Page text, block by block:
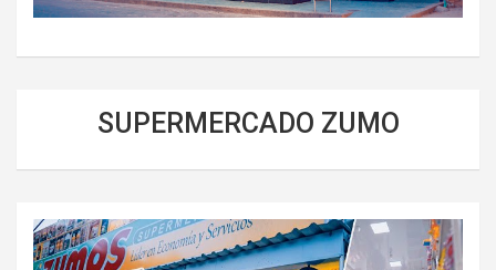
SUPERMERCADO ZUMO